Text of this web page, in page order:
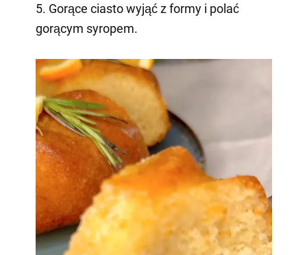
5. Gorące ciasto wyjąć z formy i polać
gorącym syropem.